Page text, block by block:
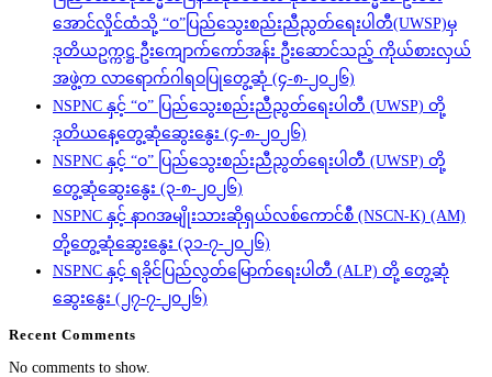
အောင်လှိုင်ထံသို့ “ဝ”ပြည်သွေးစည်းညီညွတ်ရေးပါတီ(UWSP)မှ
ဒုတိယဥက္ကဋ္ဌ ဦးကျောက်ကော်အန်း ဦးဆောင်သည့် ကိုယ်စားလှယ်
အဖွဲ့က လာရောက်ဂါရဝပြုတွေ့ဆုံ (၄-၈-၂၀၂၆)
NSPNC နှင့် “ဝ” ပြည်သွေးစည်းညီညွတ်ရေးပါတီ (UWSP) တို့
ဒုတိယနေ့တွေ့ဆုံဆွေးနွေး (၄-၈-၂၀၂၆)
NSPNC နှင့် “ဝ” ပြည်သွေးစည်းညီညွတ်ရေးပါတီ (UWSP) တို့
တွေ့ဆုံဆွေးနွေး (၃-၈-၂၀၂၆)
NSPNC နှင့် နာဂအမျိုးသားဆိုရှယ်လစ်ကောင်စီ (NSCN-K) (AM)
တို့တွေ့ဆုံဆွေးနွေး (၃၁-၇-၂၀၂၆)
NSPNC နှင့် ရခိုင်ပြည်လွတ်မြောက်ရေးပါတီ (ALP) တို့ တွေ့ဆုံ
ဆွေးနွေး (၂၇-၇-၂၀၂၆)
Recent Comments
No comments to show.